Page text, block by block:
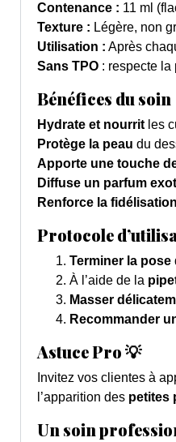
Contenance : 11 ml
Texture : Légère, non
Utilisation : Après
Sans TPO : respecte
Bénéfices du soin
Hydrate et nourritles
Protège la peau du
Apporte une touche
Diffuse un parfum
Renforce la
Protocole
Terminer la pose
À l’aide de la
Masser
Recommander
Astuce Pro 💡
Invitez vos clientes à
l’apparition des petites
Un soin